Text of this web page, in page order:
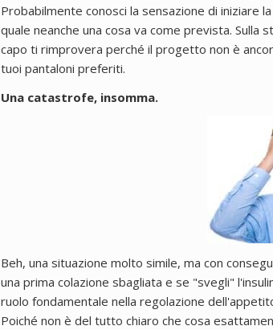
Probabilmente conosci la sensazione di iniziare
quale neanche una cosa va come prevista.
capo ti rimprovera perché il progetto non è
tuoi pantaloni preferiti.
Una catastrofe, insomma.
Beh, una situazione molto simile, ma con
una prima colazione sbagliata e se "svegli"
ruolo fondamentale nella regolazione
Poiché non è del tutto chiaro che cosa